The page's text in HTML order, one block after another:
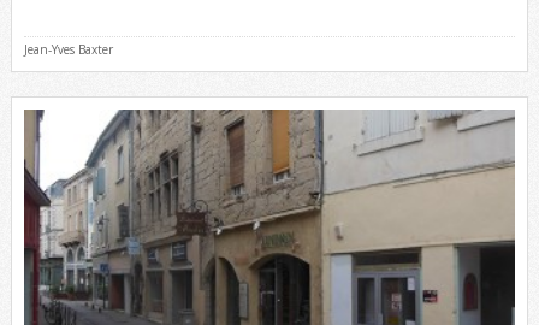
Jean-Yves Baxter